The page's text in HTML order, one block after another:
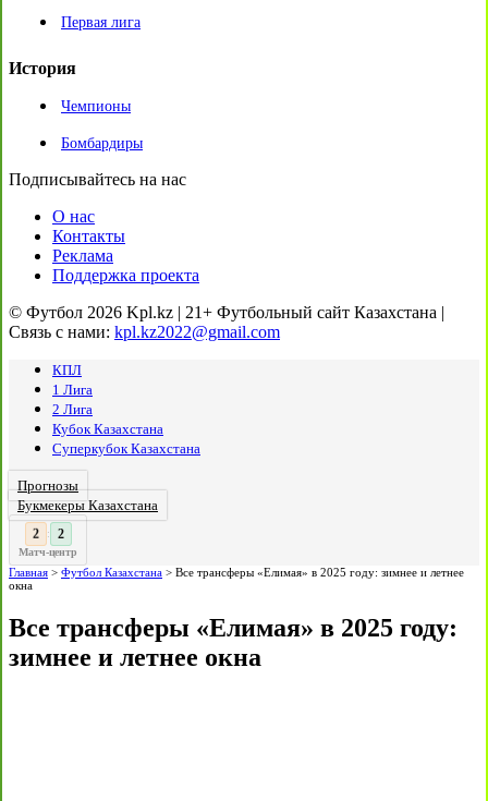
Первая лига
История
Чемпионы
Бомбардиры
Подписывайтесь на нас
О нас
Контакты
Реклама
Поддержка проекта
© Футбол 2026 Kpl.kz | 21+ Футбольный сайт Казахстана |
Связь с нами: kpl.kz2022@gmail.com
КПЛ
1 Лига
2 Лига
Кубок Казахстана
Суперкубок Казахстана
Прогнозы
Букмекеры Казахстана
3
:
Матч-центр
Главная > Футбол Казахстана > Все трансферы «Елимая» в 2025 году: зимнее и летнее
окна
Все трансферы «Елимая» в 2025 году:
зимнее и летнее окна